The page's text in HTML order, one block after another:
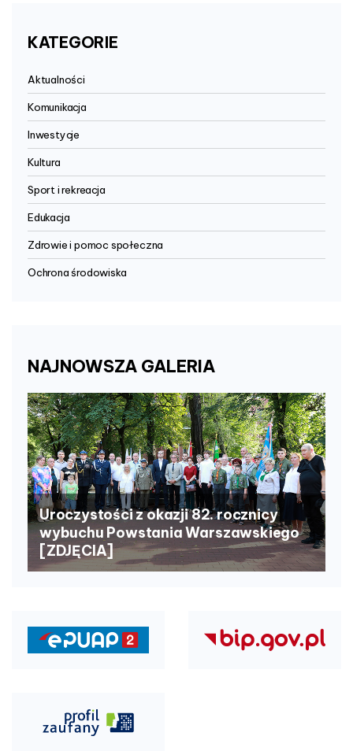
KATEGORIE
Aktualności
Komunikacja
Inwestycje
Kultura
Sport i rekreacja
Edukacja
Zdrowie i pomoc społeczna
Ochrona środowiska
NAJNOWSZA GALERIA
Uroczystości z okazji 82. rocznicy
wybuchu Powstania Warszawskiego
[ZDJĘCIA]